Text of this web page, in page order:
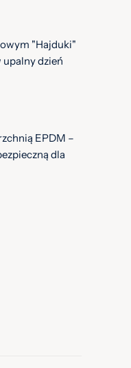
"Hajduki"
upalny dzień
EPDM –
dla